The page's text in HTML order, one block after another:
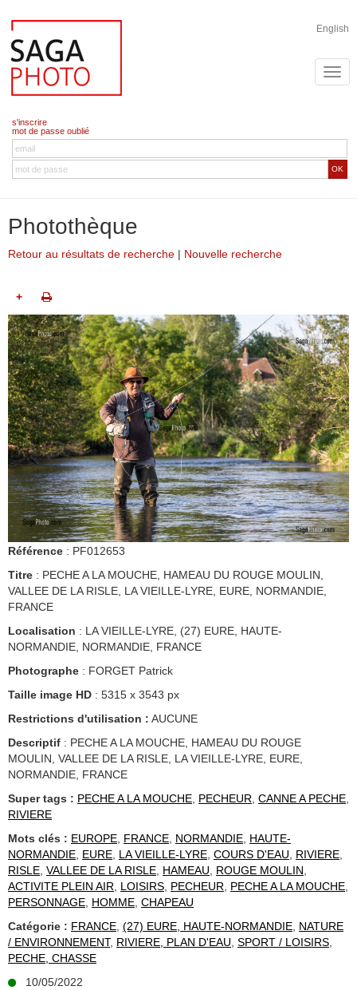
English
s'inscrire
mot de passe oublié
OK
Photothèque
Retour au résultats de recherche | Nouvelle recherche
+
Référence : PF012653
Titre : PECHE A LA MOUCHE, HAMEAU DU ROUGE MOULIN,
VALLEE DE LA RISLE, LA VIEILLE-LYRE, EURE, NORMANDIE,
FRANCE
Localisation : LA VIEILLE-LYRE, (27) EURE, HAUTE-
NORMANDIE, NORMANDIE, FRANCE
Photographe : FORGET Patrick
Taille image HD : 5315 x 3543 px
Restrictions d'utilisation : AUCUNE
Descriptif : PECHE A LA MOUCHE, HAMEAU DU ROUGE
MOULIN, VALLEE DE LA RISLE, LA VIEILLE-LYRE, EURE,
NORMANDIE, FRANCE
Super tags : PECHE A LA MOUCHE, PECHEUR, CANNE A PECHE,
RIVIERE
Mots clés : EUROPE, FRANCE, NORMANDIE, HAUTE-
NORMANDIE, EURE, LA VIEILLE-LYRE, COURS D'EAU, RIVIERE,
RISLE, VALLEE DE LA RISLE, HAMEAU, ROUGE MOULIN,
ACTIVITE PLEIN AIR, LOISIRS, PECHEUR, PECHE A LA MOUCHE,
PERSONNAGE, HOMME, CHAPEAU
Catégorie : FRANCE, (27) EURE, HAUTE-NORMANDIE, NATURE
/ ENVIRONNEMENT, RIVIERE, PLAN D'EAU, SPORT / LOISIRS,
PECHE, CHASSE
10/05/2022